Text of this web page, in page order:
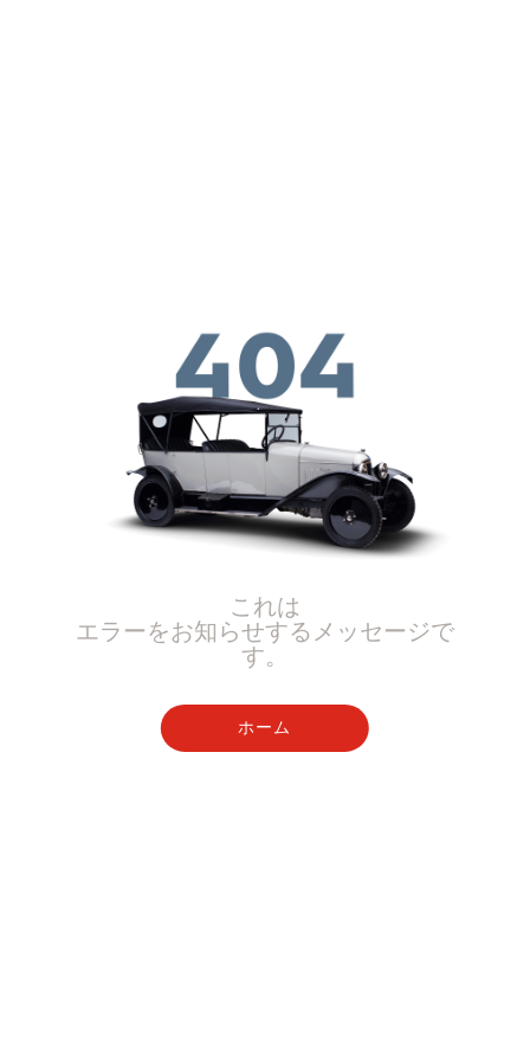
これは
エラーをお知らせするメッセージで
す。
ホーム